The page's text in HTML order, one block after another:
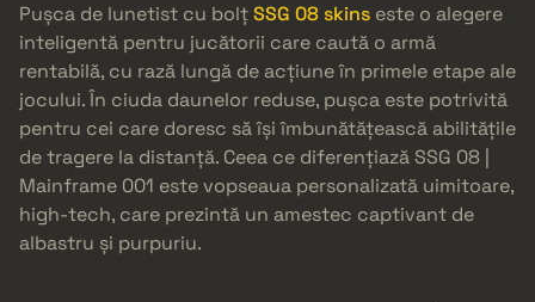
Pușca de lunetist cu bolțSSG 08 skins este o alegere
inteligentă pentru jucătorii care caută o armă
rentabilă, cu rază lungă de acțiune în primele etape ale
jocului. În ciuda daunelor reduse, pușca este potrivită
pentru cei care doresc să își îmbunătățească abilitățile
de tragere la distanță. Ceea ce diferențiază SSG 08 |
Mainframe 001 este vopseaua personalizată uimitoare,
high-tech, care prezintă un amestec captivant de
albastru și purpuriu.